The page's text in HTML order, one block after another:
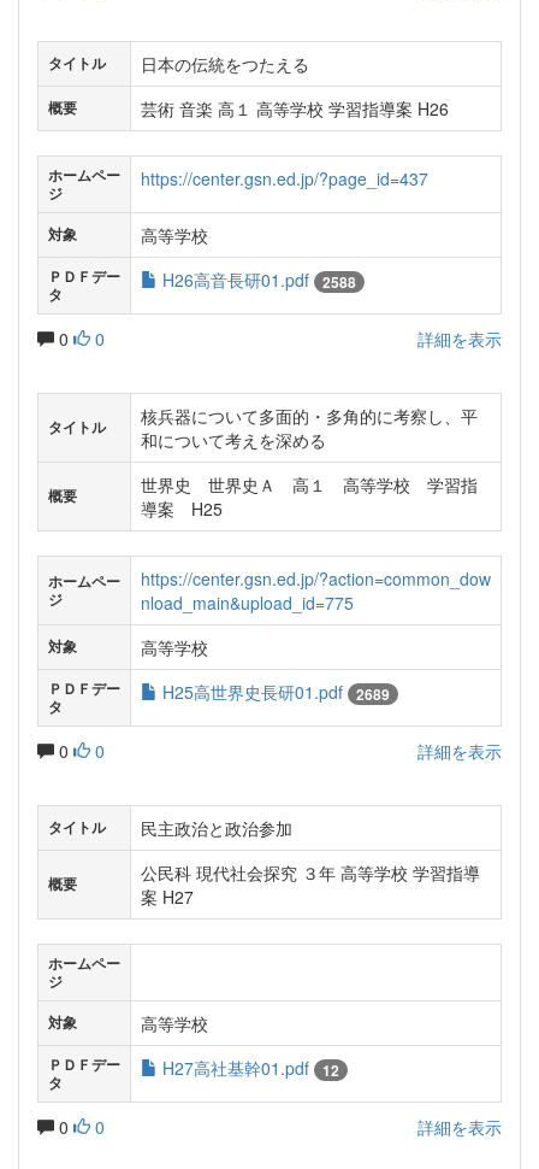
タイトル 日本の伝統をつたえる
概要 芸術 音楽 高１ 高等学校 学習指導案 H26
ホームペー
ジ
https://center.gsn.ed.jp/?page_id=437
対象 高等学校
ＰＤＦデー
タ
H26高音長研01.pdf 2588
0 0 詳細を表示
タイトル
核兵器について多面的・多角的に考察し、平
和について考えを深める
概要
世界史 世界史Ａ 高１ 高等学校 学習指
導案 H25
ホームペー
ジ
https://center.gsn.ed.jp/?action=common_dow
nload_main&upload_id=775
対象 高等学校
ＰＤＦデー
タ
H25高世界史長研01.pdf 2689
0 0 詳細を表示
タイトル 民主政治と政治参加
概要
公民科 現代社会探究 ３年 高等学校 学習指導
案 H27
ホームペー
ジ
対象
高等学校
ＰＤＦデー
タ
H27高社基幹01.pdf 12
0 0 詳細を表示